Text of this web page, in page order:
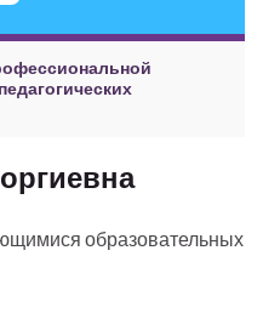
образовательных